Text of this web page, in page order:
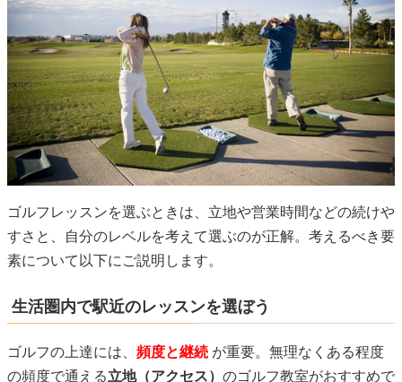
ゴルフレッスンを選ぶときは、立地や営業時間などの続けや
すさと、自分のレベルを考えて選ぶのが正解。考えるべき要
素について以下にご説明します。
生活圏内で駅近のレッスンを選ぼう
ゴルフの上達には、 頻度と継続 が重要。無理なくある程度
の頻度で通える立地（アクセス） のゴルフ教室がおすすめで